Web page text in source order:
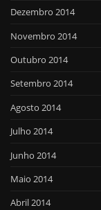
Dezembro 2014
Novembro 2014
Outubro 2014
Setembro 2014
Agosto 2014
Julho 2014
Junho 2014
Maio 2014
Abril 2014